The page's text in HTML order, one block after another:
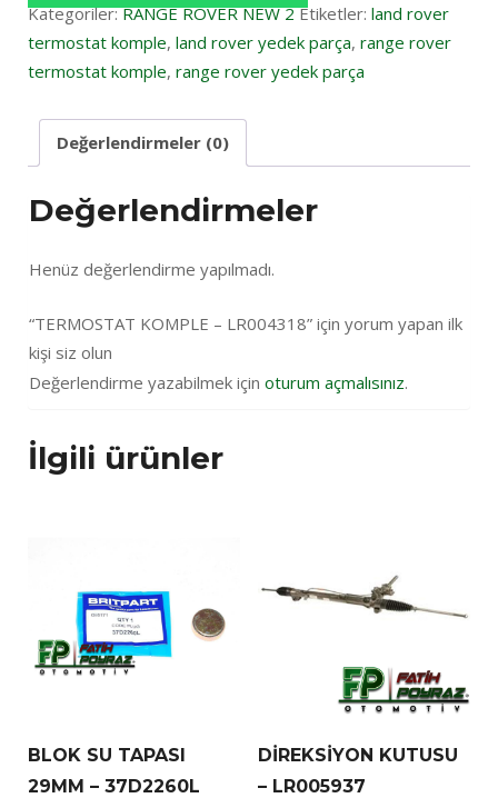
Kategoriler:RANGE ROVER NEW 2 Etiketler: land rover
termostat komple, land rover yedek parça, range rover
termostat komple, range rover yedek parça
Değerlendirmeler (0)
Değerlendirmeler
Henüz değerlendirme yapılmadı.
“TERMOSTAT KOMPLE – LR004318” için yorum yapan ilk
kişi siz olun
Değerlendirme yazabilmek için oturum açmalısınız.
İlgili ürünler
BLOK SU TAPASI
29MM – 37D2260L
DİREKSİYON KUTUSU
– LR005937